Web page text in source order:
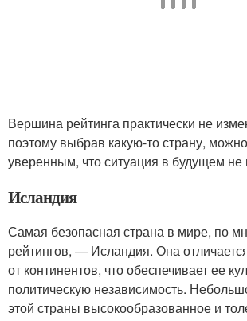
Вершина рейтинга практически не
поэтому выбрав какую-то страну,
уверенным, что ситуация в будущем не
Исландия
Самая безопасная страна в мире, по
рейтингов, — Исландия. Она
от континентов, что обеспечивает ее
политическую независимость.
этой страны высокообразованное и